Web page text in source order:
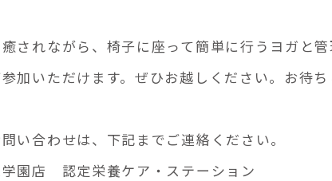
されながら、椅子に座って簡単に行うヨガと
加いただけます。ぜひお越しください。お待ち
い合わせは、下記までご連絡ください。
学園店 認定栄養ケア・ステーション